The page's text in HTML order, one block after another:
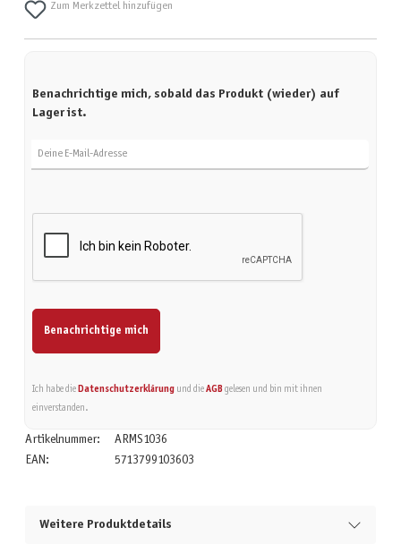
Zum Merkzettel hinzufügen
Benachrichtige mich, sobald das Produkt (wieder) auf
Lager ist.
Benachrichtige mich
Ich habe die Datenschutzerklärungund die AGBgelesen und bin mit ihnen
einverstanden.
Artikelnummer:
ARMS1036
EAN:
5713799103603
Weitere Produktdetails